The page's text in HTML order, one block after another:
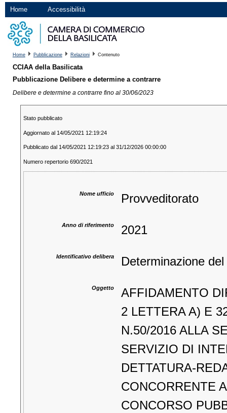
Home Accessibilità
Home Pubblicazione Relazioni Contenuto
CCIAA della Basilicata
Pubblicazione Delibere e determine a contrarre
Delibere e determine a contrarre fino al 30/06/2023
Stato pubblicato
Aggiornato al 14/05/2021 12:19:24
Pubblicato dal 14/05/2021 12:19:23 al 31/12/2026 00:00:00
Numero repertorio 690/2021
Nome ufficio Provveditorato
Anno di riferimento 2021
Identificativo delibera Determinazione
Oggetto
AFFIDAMENTO
2 LETTERA A) E
N.50/2016 ALLA
SERVIZIO DI
DETTATURA-
CONCORRENTE
CONCORSO